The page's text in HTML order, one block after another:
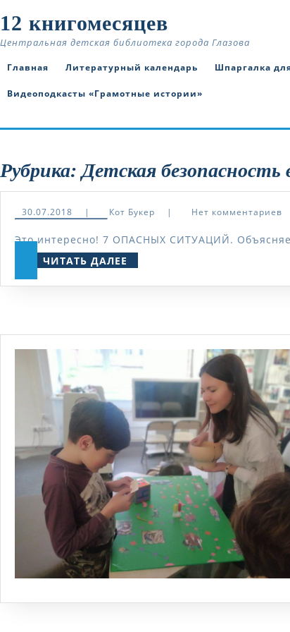
to
content
12 книгомесяцев
Центральная детская библиотека города Глазова
Главная Литературный календарь Шпаргалка
Видеоподкасты «Грамотные истории»
Рубрика:Детская безопасность
30.07.2018 30.07.2018
| Кот Букер Кот| Нет комментариев
Это интересно! 7 ОПАСНЫХ СИТУАЦИЙ.
ЧИТАТЬ ДАЛЕЕ
ДАЛЕЕ